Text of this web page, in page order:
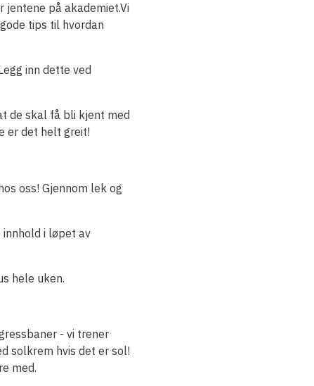
jentene på akademiet.Vi
tips til hvordan
inn dette ved
de skal få bli kjent med
er det helt greit!
oss! Gjennom lek og
i løpet av
hele uken.
- vi trener
solkrem hvis det er sol!
med.